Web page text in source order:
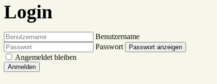
Login
Benutzername
Passwort
Passwort anzeigen
Angemeldet bleiben
Anmelden